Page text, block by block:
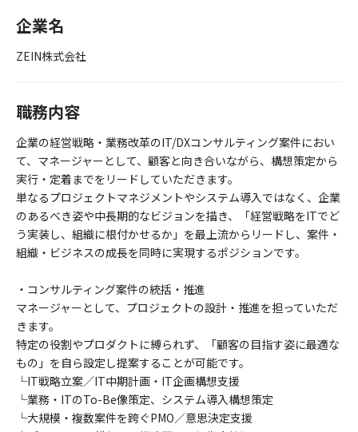
企業名
ZEIN株式会社
職務内容
企業の経営戦略・業務改革のIT/DXコンサルティング案件におい
て、マネージャーとして、顧客と向き合いながら、構想策定から
実行・定着までをリードしていただきます。
単なるプロジェクトマネジメントやシステム導入ではなく、企業
のあるべき姿や中長期的なビジョンを描き、「経営戦略をITでど
う実装し、組織に根付かせるか」を最上流からリードし、案件・
組織・ビジネスの成長を同時に実現するポジションです。
・コンサルティング案件の統括・推進
マネージャーとして、プロジェクトの設計・推進を担っていただ
きます。
特定の役割やプロダクトに縛られず、「顧客の目指す姿に最適な
もの」を自ら設定し提案することが可能です。
└IT戦略立案／IT中期計画・IT企画構想支援
└業務・ITのTo-Be像策定、システム導入構想策定
└大規模・複数案件を跨ぐPMO／意思決定支援